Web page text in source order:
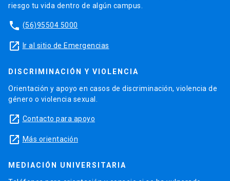
riesgo tu vida dentro de algún campus.
phone (56)95504 5000
launch Ir al sitio de Emergencias
DISCRIMINACIÓN Y VIOLENCIA
Orientación y apoyo en casos de discriminación, violencia de
género o violencia sexual.
launch Contacto para apoyo
launch Más orientación
MEDIACIÓN UNIVERSITARIA